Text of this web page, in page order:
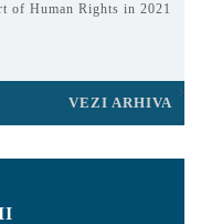
of Human Rights in 2021
VEZI ARHIVA